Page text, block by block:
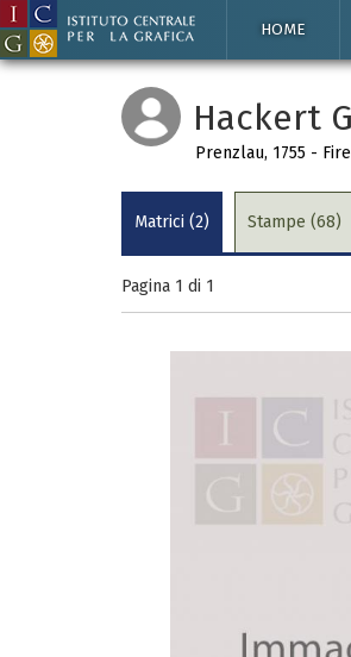
HOME
Hackert
Prenzlau, 1755 -
Matrici (2) Stampe (68)
Pagina 1 di 1